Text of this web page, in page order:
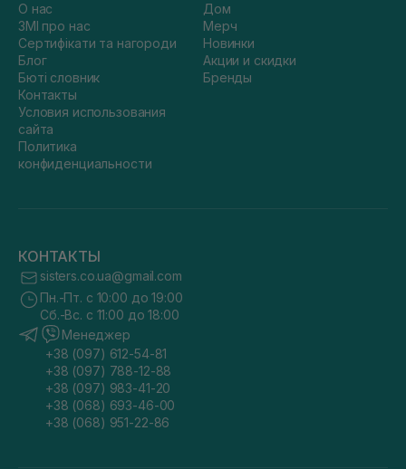
О нас
ЗМІ про нас
Сертифікати та нагороди
Блог
Бюті словник
Контакты
Условия использования
сайта
Политика
конфиденциальности
Дом
Мерч
Новинки
Акции и скидки
Бренды
КОНТАКТЫ
sisters.co.ua@gmail.com
Пн.-Пт. с 10:00 до 19:00
Сб.-Вс. с 11:00 до 18:00
Менеджер
+38 (097) 612-54-81
+38 (097) 788-12-88
+38 (097) 983-41-20
+38 (068) 693-46-00
+38 (068) 951-22-86